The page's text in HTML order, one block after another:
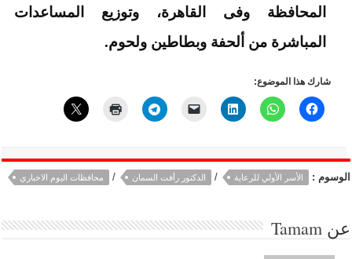
المحافظة وفى القاهرة، وتوزيع المساعدات
المباشرة من ألحفة وبطاطين ولحوم.
شارك هذا الموضوع:
الوسوم : الأسر الأولي للرعاية / الدكتور رأفت السمان / محافظات اليوم الاخباري
عنTamam